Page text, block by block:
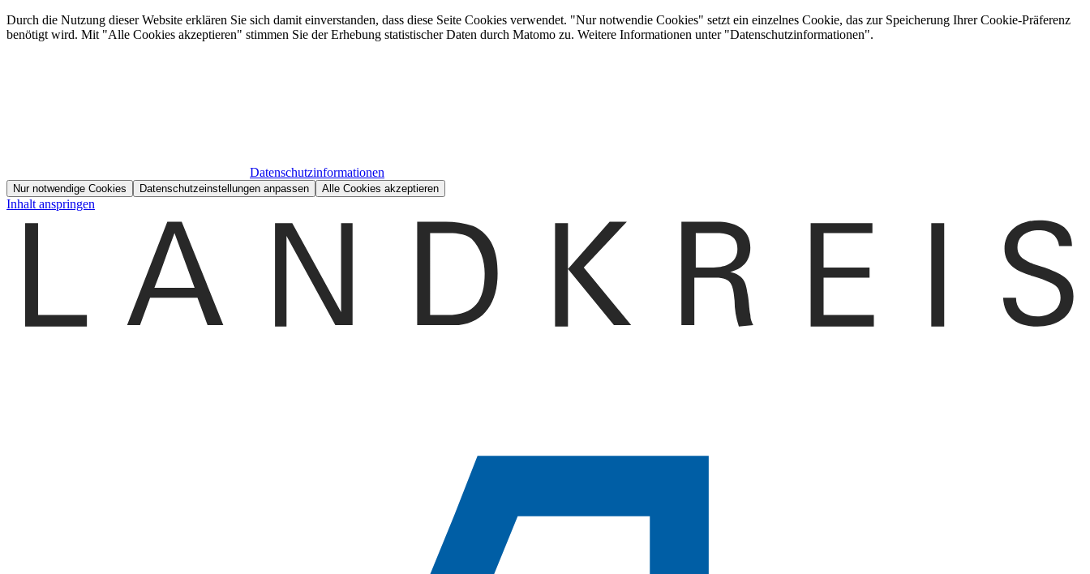
Durch die Nutzung dieser Website erklären Sie sich damit einverstanden, dass diese Seite Cookies verwendet. "Nur notwendie Cookies" setzt ein einzelnes Cookie, das zur Speicherung Ihrer Cookie-Präferenz
benötigt wird. Mit "Alle Cookies akzeptieren" stimmen Sie der Erhebung statistischer Daten durch Matomo zu. Weitere Informationen unter "Datenschutzinformationen".
Datenschutzinformationen
Nur notwendige Cookies Datenschutzeinstellungen anpassen Alle Cookies akzeptieren
Inhalt anspringen